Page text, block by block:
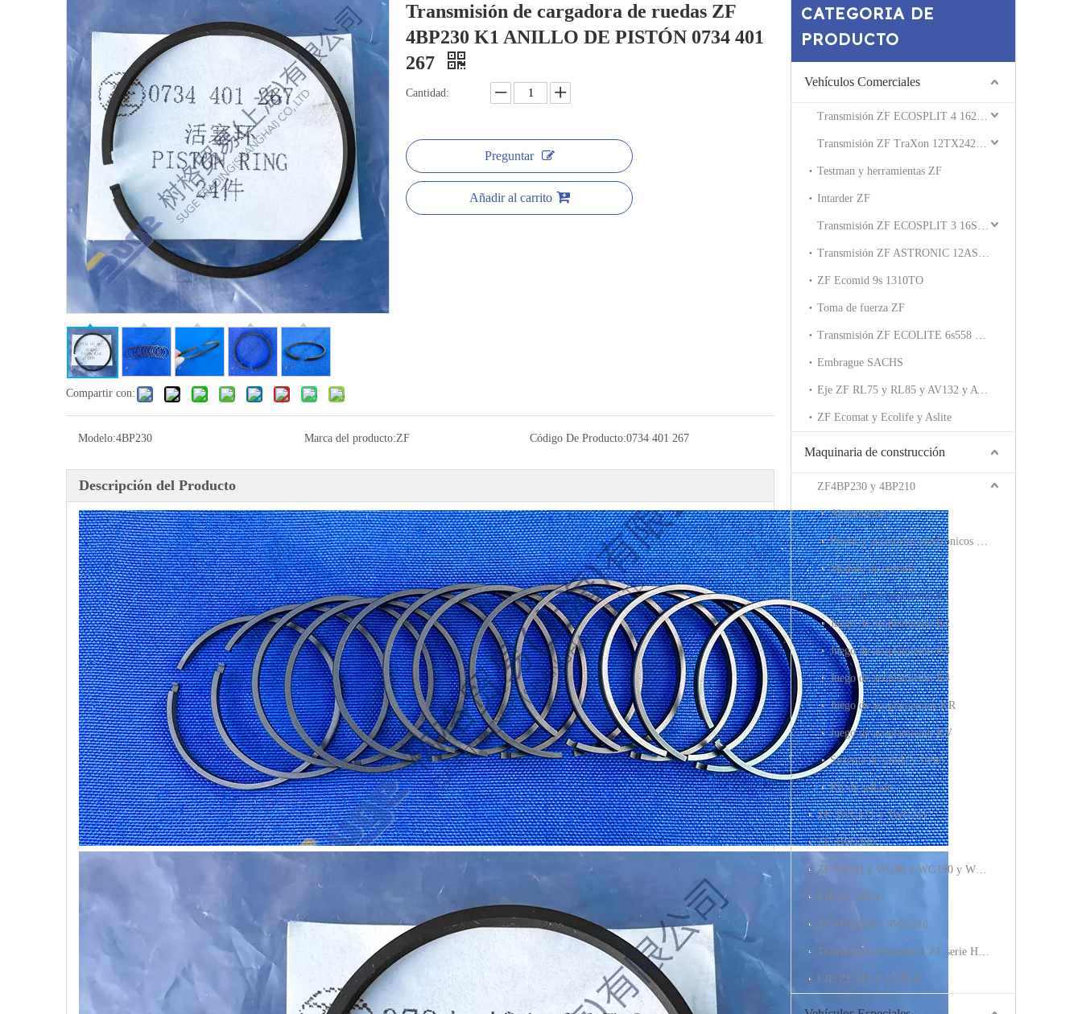
Compartir con:
Transmisión de cargadora de ruedas ZF
4BP230 K1 ANILLO DE PISTÓN 0734 401
267
Cantidad:
Preguntar
Añadir al carrito
Modelo:4BP230 Marca del producto:ZF Código De Producto:0734 401 267
Descripción del Producto
CATEGORIA DE
PRODUCTO
Vehículos Comerciales
Transmisión ZF ECOSPLIT 4 162230 16S2531
Transmisión ZF TraXon 12TX2420 12TX2621
Testman y herramientas ZF
Intarder ZF
Transmisión ZF ECOSPLIT 3 16S181 16S221
Transmisión ZF ASTRONIC 12AS2540 12AS2330
ZF Ecomid 9s 1310TO
Toma de fuerza ZF
Transmisión ZF ECOLITE 6s558 6s508
Embrague SACHS
Eje ZF RL75 y RL85 y AV132 y AV133
ZF Ecomat y Ecolife y Aslite
Maquinaria de construcción
ZF4BP230 y 4BP210
Alojamiento
Piezas y accesorios electrónicos y de válvulas
Módulo de entrada
Juego de acoplamiento K1
Juego de acoplamiento K2
Juego de acoplamiento K3
Juego de acoplamiento K4
Juego de acoplamientos KR
Juego de acoplamiento KV
Sistema de salida y freno
Kit de sellado
ZF 3WG171 y 3WG211
ZF 4WG200
ZF WG94 y WG98 y WG190 y WG210 y WG171 y WG211
EJE ZF MT-L
ZF 4WG260 y 4WG310
Transmisión Powershift ZF serie HL 2HL270 2HL290
EJE ZF MT-E y MS-E